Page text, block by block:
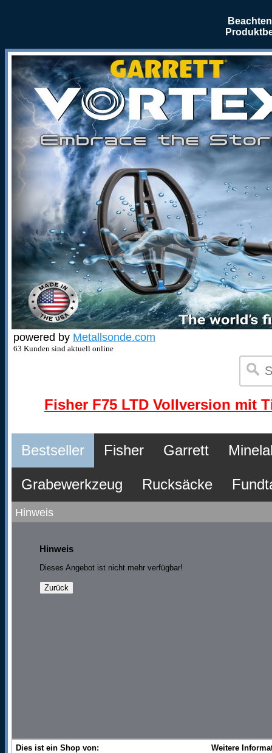
powered by Metallsonde.com
63 Kunden sind aktuell online
Fisher F75 LTD Vollversion mit
Bestseller Fisher Garrett
Grabewerkzeug Rucksäcke
Hinweis
Hinweis
Dieses Angebot ist nicht mehr verfügbar!
Dies ist ein Shop von:
Weitere